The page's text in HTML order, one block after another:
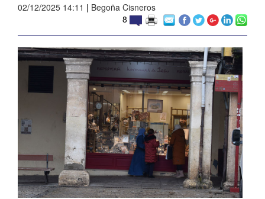
02/12/2025 14:11 | Begoña Cisneros
8